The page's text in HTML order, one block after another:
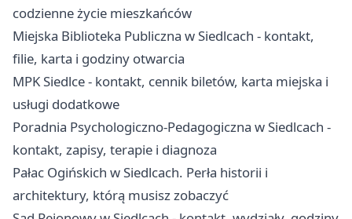
codzienne życie mieszkańców
Miejska Biblioteka Publiczna w Siedlcach - kontakt,
filie, karta i godziny otwarcia
MPK Siedlce - kontakt, cennik biletów, karta miejska i
usługi dodatkowe
Poradnia Psychologiczno-Pedagogiczna w Siedlcach -
kontakt, zapisy, terapie i diagnoza
Pałac Ogińskich w Siedlcach. Perła historii i
architektury, którą musisz zobaczyć